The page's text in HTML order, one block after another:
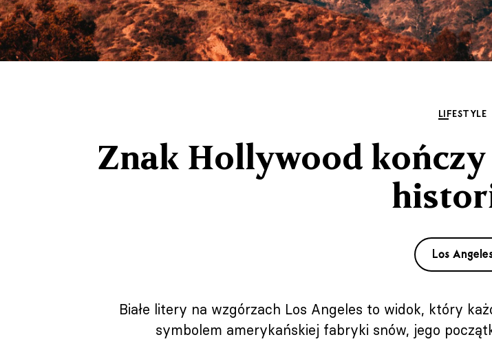
LIFESTYLE
Znak Hollywood kończy
Los
Białe litery na wzgórzach Los Angeles to widok, który
symbolem amerykańskiej fabryki snów, jego